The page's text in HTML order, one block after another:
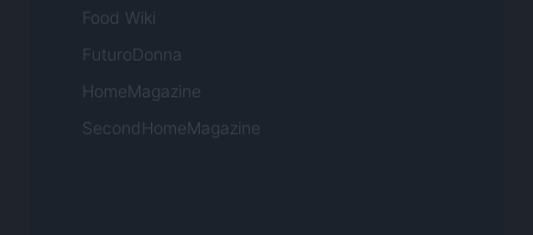
Food Wiki
FuturoDonna
HomeMagazine
SecondHomeMagazine